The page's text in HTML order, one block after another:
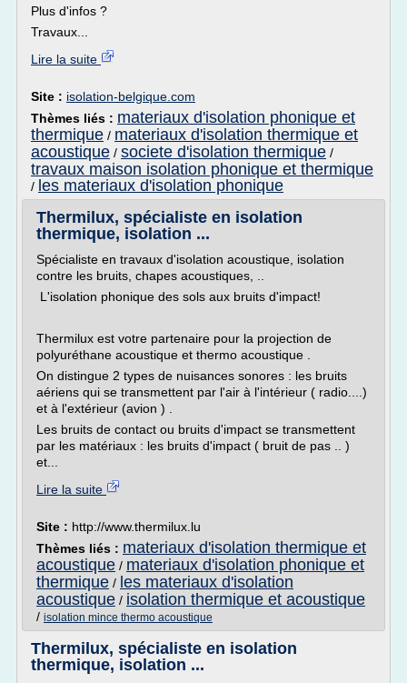
Plus d'infos ?
Travaux...
Lire la suite
Site : isolation-belgique.com
Thèmes liés : materiaux d'isolation phonique et
thermique / materiaux d'isolation thermique et
acoustique / societe d'isolation thermique /
travaux maison isolation phonique et thermique
/ les materiaux d'isolation phonique
Thermilux, spécialiste en isolation
thermique, isolation ...
Spécialiste en travaux d'isolation acoustique, isolation
contre les bruits, chapes acoustiques, ..
L'isolation phonique des sols aux bruits d'impact!
Thermilux est votre partenaire pour la projection de
polyuréthane acoustique et thermo acoustique .
On distingue 2 types de nuisances sonores : les bruits
aériens qui se transmettent par l'air à l'intérieur ( radio....)
et à l'extérieur (avion ) .
Les bruits de contact ou bruits d'impact se transmettent
par les matériaux : les bruits d'impact ( bruit de pas .. )
et...
Lire la suite
Site : http://www.thermilux.lu
Thèmes liés : materiaux d'isolation thermique et
acoustique / materiaux d'isolation phonique et
thermique / les materiaux d'isolation
acoustique / isolation thermique et acoustique
/ isolation mince thermo acoustique
Thermilux, spécialiste en isolation
thermique, isolation ...